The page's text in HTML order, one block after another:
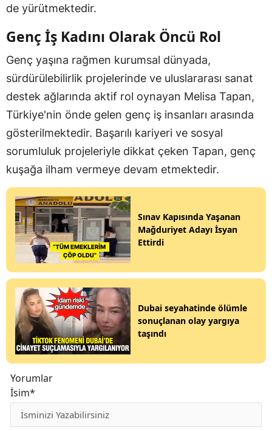
de yürütmektedir.
Genç İş Kadını Olarak Öncü Rol
Genç yaşına rağmen kurumsal dünyada,
sürdürülebilirlik projelerinde ve uluslararası sanat
destek ağlarında aktif rol oynayan Melisa Tapan,
Türkiye'nin önde gelen genç iş insanları arasında
gösterilmektedir. Başarılı kariyeri ve sosyal
sorumluluk projeleriyle dikkat çeken Tapan, genç
kuşağa ilham vermeye devam etmektedir.
Sınav Kapısında Yaşanan
Mağduriyet Adayı İsyan
Ettirdi
Dubai seyahatinde ölümle
sonuçlanan olay yargıya
taşındı
Yorumlar
İsim*